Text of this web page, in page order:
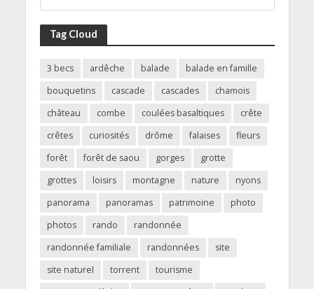
Tag Cloud
3 becs ardêche balade
balade en famille
bouquetins
cascade cascades
chamois
château
combe coulées basaltiques
crête
crêtes
curiosités drôme falaises
fleurs
forêt
forêt de saou gorges
grotte
grottes
loisirs montagne nature
nyons
panorama
panoramas patrimoine
photo
photos
rando
randonnée
randonnée familiale
randonnées
site
site naturel
torrent
tourisme